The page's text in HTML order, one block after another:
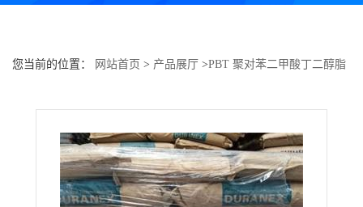
您当前的位置： 网站首页 > 产品展厅 >PBT 聚对苯二甲酸丁二醇脂